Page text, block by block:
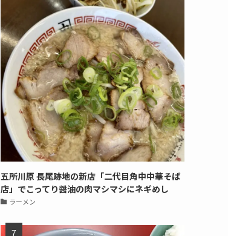
五所川原 長尾跡地の新店「二代目角中中華そば
店」でこってり醤油の肉マシマシにネギめし
ラーメン